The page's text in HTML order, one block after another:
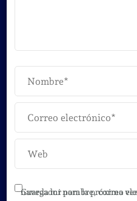
Guarda mi nombre, correo electrónico y web en este navegador